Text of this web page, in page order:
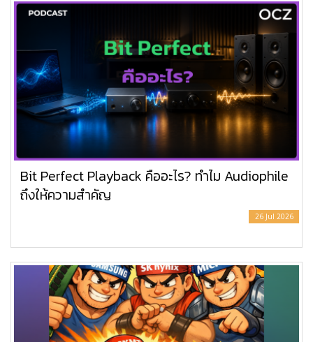
Bit Perfect Playback คืออะไร? ทำไม Audiophile
ถึงให้ความสำคัญ
26 Jul 2026